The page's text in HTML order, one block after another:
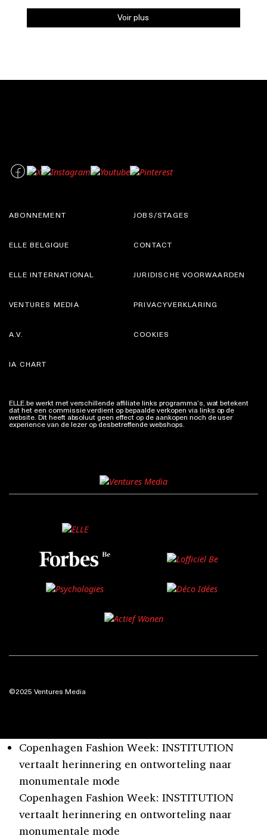
Voir plus
ABONNEMENT
ELLE BELGIQUE
JOBS/STAGES
CONTACT
ELLE INTERNATIONAL
VENTURES MEDIA
JURIDISCHE VOORWAARDEN
PRIVACYVERKLARING
A.V.
IA CHART
COOKIES
ELLE.be werkt met verschillende affiliate links programma’s, wat betekent
dat het een commissie verdient op bepaalde verkopen via links op de
website. Dit heeft absoluut geen effect op de aankopen noch de user
experience van de lezer op desbetreffende webshops.
©2025 Ventures Media
Copenhagen Fashion Week: INSTITUTION
vertaalt herinnering en ontworteling naar
monumentale mode
Copenhagen Fashion Week: INSTITUTION
vertaalt herinnering en ontworteling naar
monumentale mode